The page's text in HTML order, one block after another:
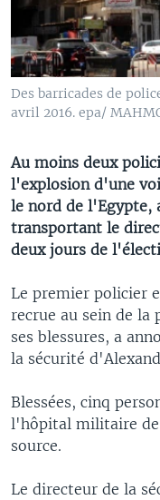
Des barricades de
avril 2016. epa/
Au moins deux
l'explosion d'une
le nord de l'Egypte,
transportant le
deux jours de
Le premier policier
recrue au sein de la
ses blessures, a
la sécurité
Blessées, cinq
l'hôpital militaire de
source.
Le directeur de la